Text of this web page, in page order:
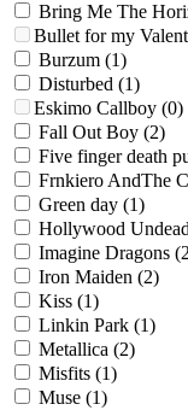
Bring Me The
Bullet for my
Burzum (1)
Disturbed (1)
Eskimo Callboy (0)
Fall Out Boy (2)
Five finger death
Frnkiero AndThe
Green day (1)
Hollywood
Imagine Dragons
Iron Maiden (2)
Kiss (1)
Linkin Park (1)
Metallica (2)
Misfits (1)
Muse (1)